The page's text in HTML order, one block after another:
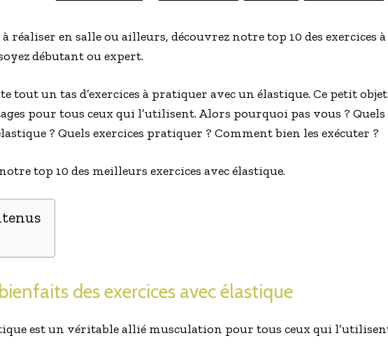
à réaliser en salle ou ailleurs, découvrez notre top 10 des exercices
débutant ou expert.
tout un tas d’exercices à pratiquer avec un élastique. Ce petit
pour tous ceux qui l’utilisent. Alors pourquoi pas vous ? Quels
? Quels exercices pratiquer ? Comment bien les exécuter ?
top 10 des meilleurs exercices avec élastique.
des exercices avec élastique
est un véritable allié musculation pour tous ceux qui